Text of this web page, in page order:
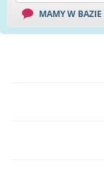
MAMY W BAZIE